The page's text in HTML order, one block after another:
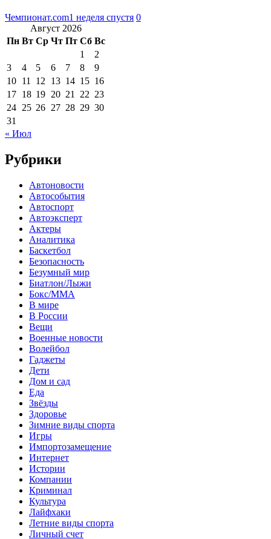
Чемпионат.com1 неделя спустя 0
Август 2026
Пн Вт Ср Чт Пт Сб Вс
1
2
3
4 5 6 7 8
9
10 11 12 13 14 15 16
17 18 19 20 21 22 23
24 25 26 27 28 29 30
31
« Июл
Рубрики
Автоновости
Автособытия
Автоспорт
Автоэксперт
Актеры
Аналитика
Баскетбол
Безопасность
Безумный мир
Биатлон/Лыжи
Бокс/MMA
В мире
В России
Вещи
Военные новости
Волейбол
Гаджеты
Дети
Дом и сад
Еда
Звёзды
Здоровье
Зимние виды спорта
Игры
Импортозамещение
Интернет
Истории
Компании
Криминал
Культура
Лайфхаки
Летние виды спорта
Личный счет